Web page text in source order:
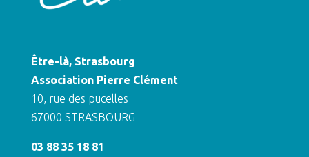
Être-là, Strasbourg
Association Pierre Clément
10, rue des pucelles
67000 STRASBOURG
03 88 35 18 81